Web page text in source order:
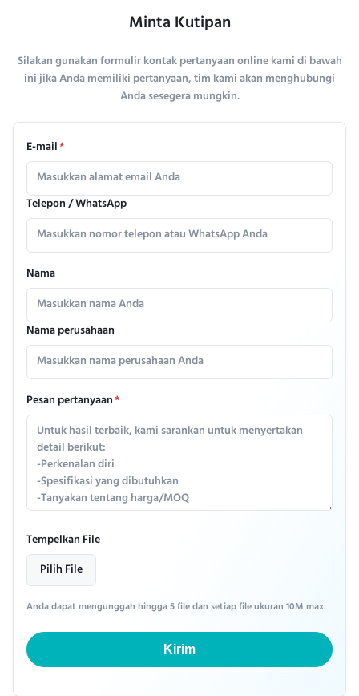
Minta Kutipan
Silakan gunakan formulir kontak pertanyaan online kami di bawah
ini jika Anda memiliki pertanyaan, tim kami akan menghubungi
Anda sesegera mungkin.
E-mail*
Telepon / WhatsApp
Nama
Nama perusahaan
Pesan pertanyaan*
Tempelkan File
Pilih File
Anda dapat mengunggah hingga 5 file dan setiap file ukuran 10M max.
Kirim